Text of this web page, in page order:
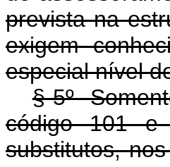
prevista na
exigem
especial nível
§ 5º
código 101 e
substitutos,